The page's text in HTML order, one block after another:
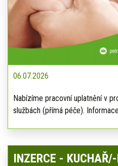
06.07.2026
Nabízíme pracovní uplatnění v
službách (přímá péče).
INZERCE -